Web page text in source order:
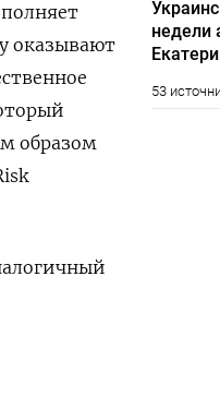
оказывают
образом